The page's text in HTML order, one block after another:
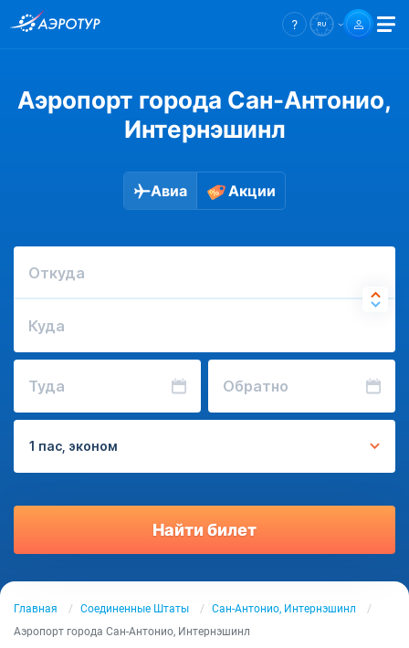
Аэропорт города Сан-Антонио,
Интернэшинл
Авиа Акции
Откуда
Куда
Туда Обратно
1 пас, эконом
Найти билет
Главная Соединенные Штаты
Сан-Антонио, Интернэшинл
Аэропорт города Сан-Антонио, Интернэшинл